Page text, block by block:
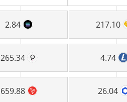
2.84 217.10
265.34 4.74
659.88 26.04